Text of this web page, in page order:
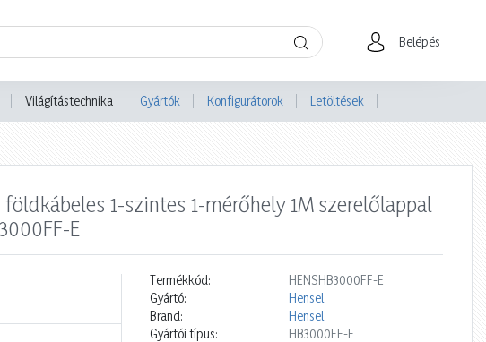
Belépés
Világítástechnika Gyártók Konfigurátorok Letöltések
földkábeles 1-szintes 1-mérőhely 1M szerelőlappal
E
Termékkód:
HENSHB3000FF-E
Gyártó:
Hensel
Brand:
Hensel
Gyártói típus:
HB3000FF-E